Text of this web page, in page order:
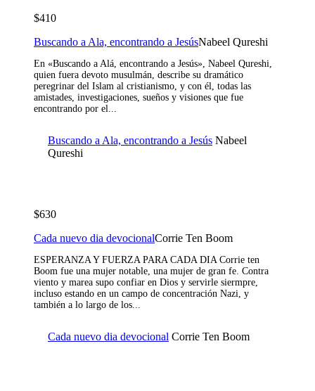
$410
Buscando a Ala, encontrando a JesúsNabeel Qureshi
En «Buscando a Alá, encontrando a Jesús», Nabeel Qureshi,
quien fuera devoto musulmán, describe su dramático
peregrinar del Islam al cristianismo, y con él, todas las
amistades, investigaciones, sueños y visiones que fue
encontrando por el...
Buscando a Ala, encontrando a Jesús Nabeel
Qureshi
$630
Cada nuevo dia devocionalCorrie Ten Boom
ESPERANZA Y FUERZA PARA CADA DIA Corrie ten
Boom fue una mujer notable, una mujer de gran fe. Contra
viento y marea supo confiar en Dios y servirle siermpre,
incluso estando en un campo de concentración Nazi, y
también a lo largo de los...
Cada nuevo dia devocional Corrie Ten Boom